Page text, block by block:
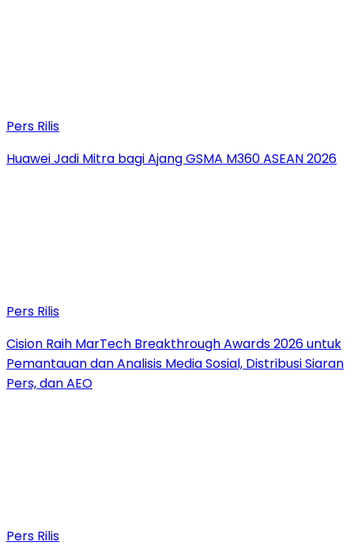
Pers Rilis
Huawei Jadi Mitra bagi Ajang GSMA M360 ASEAN 2026
Pers Rilis
Cision Raih MarTech Breakthrough Awards 2026 untuk
Pemantauan dan Analisis Media Sosial, Distribusi Siaran
Pers, dan AEO
Pers Rilis